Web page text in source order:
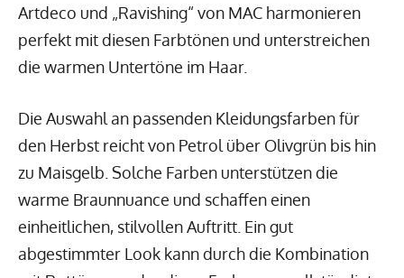
Artdeco und „Ravishing“ von MAC harmonieren
perfekt mit diesen Farbtönen und unterstreichen
die warmen Untertöne im Haar.
Die Auswahl an passenden Kleidungsfarben für
den Herbst reicht von Petrol über Olivgrün bis hin
zu Maisgelb. Solche Farben unterstützen die
warme Braunnuance und schaffen einen
einheitlichen, stilvollen Auftritt. Ein gut
abgestimmter Look kann durch die Kombination